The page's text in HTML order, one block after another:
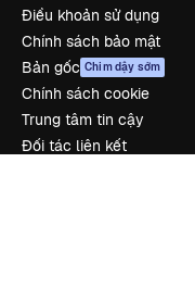
Điều khoản sử dụng
Chính sách bảo mật
Bản gốc Chim dậy sớm
Chính sách cookie
Trung tâm tin cậy
Đối tác liên kết